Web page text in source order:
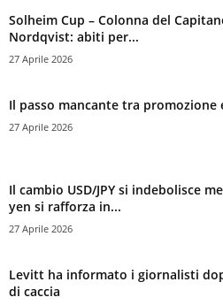
Solheim Cup – Colonna del
Nordqvist: abiti per...
27 Aprile 2026
Il passo mancante tra
27 Aprile 2026
Il cambio USD/JPY si indebolisce
yen si rafforza in...
27 Aprile 2026
Levitt ha informato i giornalisti
di caccia